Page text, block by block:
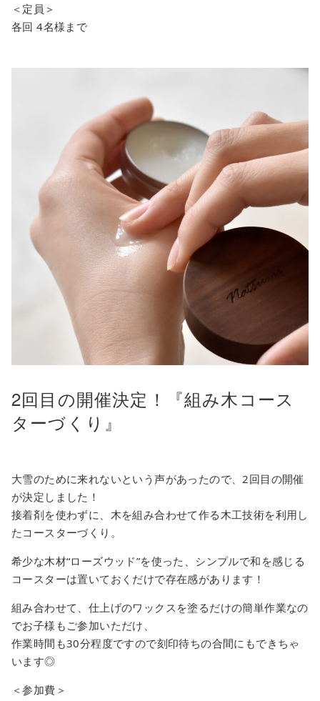
＜定員＞
各回 4名様まで
2回目の開催決定！『組み木コース
ターづくり』
大雪のために来れないという声があったので、2回目の開催
が決定しました！
接着剤を使わずに、木を組み合わせて作る木工技術を利用し
たコースターづくり。
希少な木材“ローズウッド”を使った、シンプルで和を感じる
コースターは置いておくだけで存在感があります！
組み合わせて、仕上げのワックスを塗るだけの簡単作業なの
でお子様もご参加いただけ、
作業時間も30分程度ですので刻印待ちの合間にもできちゃ
います◎
＜参加費＞